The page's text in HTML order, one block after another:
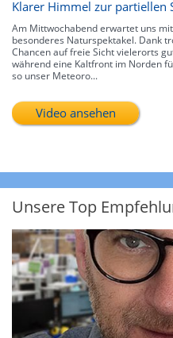
Klarer Himmel zur partiellen
Am Mittwochabend erwartet uns
besonderes Naturspektakel. Dank
Chancen auf freie Sicht vielerorts
während eine Kaltfront im Norden
so unser Meteoro...
Video ansehen
Unsere Top